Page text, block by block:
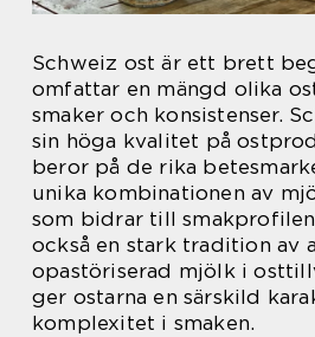
Schweiz ost är ett brett
omfattar en mängd olika
smaker och konsistenser.
sin höga kvalitet på
beror på de rika
unika kombinationen av
som bidrar till
också en stark tradition av
opastöriserad mjölk i
ger ostarna en särskild
komplexitet i smaken.